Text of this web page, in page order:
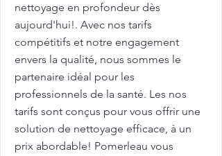
nettoyage en profondeur dès
aujourd'hui!. Avec nos tarifs
compétitifs et notre engagement
envers la qualité, nous sommes le
partenaire idéal pour les
professionnels de la santé. Les nos
tarifs sont conçus pour vous offrir une
solution de nettoyage efficace, à un
prix abordable! Pomerleau vous